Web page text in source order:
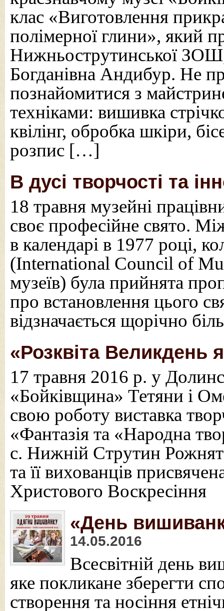
клас «Виготовлення
полімерної глини», який
Нижньострутинської
Богданівна Андибур. Не
познайомитися з
техніками: вишивка
квілінг, обробка шкіри,
розпис […]
В дусі творчості та
18 травня музейні
своє професійне свято.
в календарі в 1977 році,
(International Council of
музеїв) була прийнята
про встановлення цього
відзначається щорічно
«Розквіта Великдень
17 травня 2016 р. у
«Бойківщина» Тетяни і
свою роботу виставка
«Фантазія та «Народна
с. Нижній Струтин
та її вихованців
Христового Воскресіння
«День
14.05.2016
Всесвітній день
яке покликане зберегти
створення та носіння